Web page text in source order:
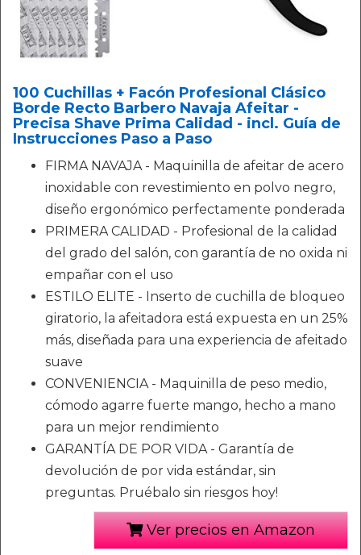
100 Cuchillas + Facón Profesional Clásico
Borde Recto Barbero Navaja Afeitar -
Precisa Shave Prima Calidad - incl. Guía de
Instrucciones Paso a Paso
FIRMA NAVAJA - Maquinilla de afeitar de acero
inoxidable con revestimiento en polvo negro,
diseño ergonómico perfectamente ponderada
PRIMERA CALIDAD - Profesional de la calidad
del grado del salón, con garantía de no oxida ni
empañar con el uso
ESTILO ELITE - Inserto de cuchilla de bloqueo
giratorio, la afeitadora está expuesta en un 25%
más, diseñada para una experiencia de afeitado
suave
CONVENIENCIA - Maquinilla de peso medio,
cómodo agarre fuerte mango, hecho a mano
para un mejor rendimiento
GARANTÍA DE POR VIDA - Garantía de
devolución de por vida estándar, sin
preguntas. Pruébalo sin riesgos hoy!
Ver precios en Amazon